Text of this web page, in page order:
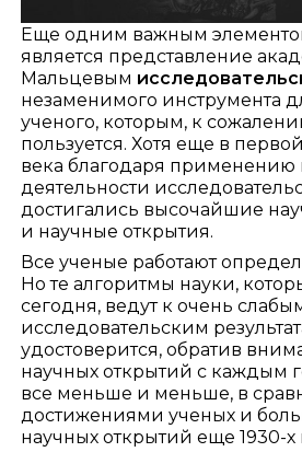
Еще одним важным
является представление
Мальцевым
незаменимого инструмента
ученого, которым, к
пользуется. Хотя еще в
века благодаря применению
деятельности
достигались высочайшие
и научные открытия.
Все ученые работают
Но те алгоритмы науки,
сегодня, ведут к очень
исследовательским
удостоверится, обратив
научных открытий с каждым
все меньше и меньше, в
достижениями ученых и
научных открытий еще 1930-х